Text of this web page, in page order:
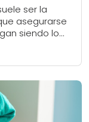
ser la
asegurarse
siendo lo